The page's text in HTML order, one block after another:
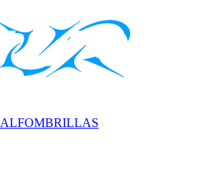
ALFOMBRILLAS